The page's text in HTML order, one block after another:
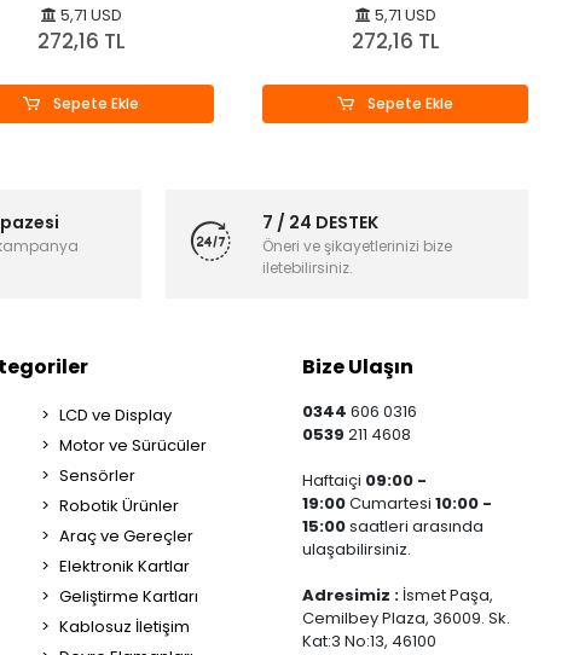
5,71 USD
272,16 TL
Sepete Ekle
5,71 USD
272,16 TL
Sepete Ekle
7 / 24 DESTEK
Öneri ve şikayetlerinizi bize
iletebilirsiniz.
LCD ve Display
Motor ve Sürücüler
Sensörler
Robotik Ürünler
Araç ve Gereçler
Elektronik Kartlar
Geliştirme Kartları
Kablosuz İletişim
Bize Ulaşın
0344606 0316
0539211 4608
Haftaiçi 09:00 -
19:00Cumartesi10:00 -
15:00saatleri arasında
ulaşabilirsiniz.
Adresimiz : İsmet Paşa,
Cemilbey Plaza, 36009. Sk.
Kat:3 No:13, 46100